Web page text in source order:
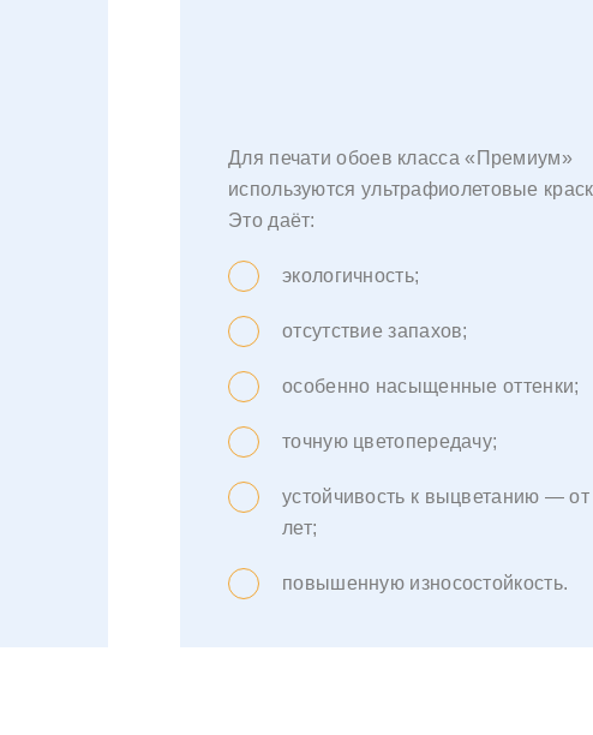
Для печати обоев класса «Премиум»
используются ультрафиолетовые
Это даёт:
экологичность;
отсутствие запахов;
особенно насыщенные оттенки;
точную цветопередачу;
устойчивость к выцветанию — от
лет;
повышенную износостойкость.